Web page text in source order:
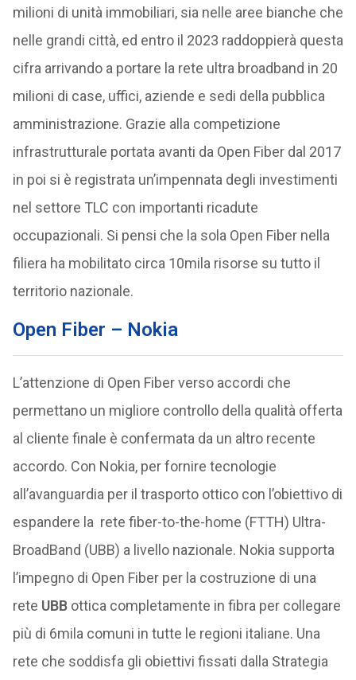
milioni di unità immobiliari, sia nelle aree bianche che
nelle grandi città, ed entro il 2023 raddoppierà questa
cifra arrivando a portare la rete ultra broadband in 20
milioni di case, uffici, aziende e sedi della pubblica
amministrazione. Grazie alla competizione
infrastrutturale portata avanti da Open Fiber dal 2017
in poi si è registrata un’impennata degli investimenti
nel settore TLC con importanti ricadute
occupazionali. Si pensi che la sola Open Fiber nella
filiera ha mobilitato circa 10mila risorse su tutto il
territorio nazionale.
Open Fiber – Nokia
L’attenzione di Open Fiber verso accordi che
permettano un migliore controllo della qualità offerta
al cliente finale è confermata da un altro recente
accordo. Con Nokia, per fornire tecnologie
all’avanguardia per il trasporto ottico con l’obiettivo di
espandere la rete fiber-to-the-home (FTTH) Ultra-
BroadBand (UBB) a livello nazionale. Nokia supporta
l’impegno di Open Fiber per la costruzione di una
rete UBBottica completamente in fibra per collegare
più di 6mila comuni in tutte le regioni italiane. Una
rete che soddisfa gli obiettivi fissati dalla Strategia